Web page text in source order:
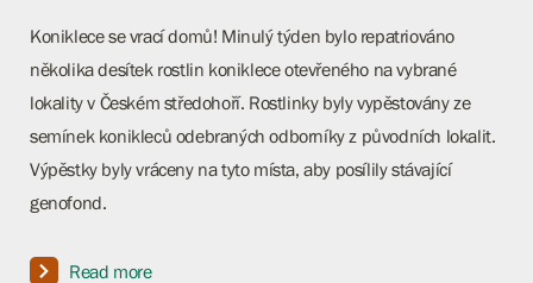
Koniklece se vrací domů! Minulý týden bylo repatriováno
několika desítek rostlin koniklece otevřeného na vybrané
lokality v Českém středohoří. Rostlinky byly vypěstovány ze
semínek konikleců odebraných odborníky z původních lokalit.
Výpěstky byly vráceny na tyto místa, aby posílily stávající
genofond.
Read more